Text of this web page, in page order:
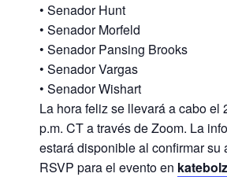
• Senador Hunt
• Senador Morfeld
• Senador Pansing Brooks
• Senador Vargas
• Senador Wishart
La hora feliz se llevará a cabo el
p.m. CT a través de Zoom. La
estará disponible al confirmar su
RSVP para el evento en